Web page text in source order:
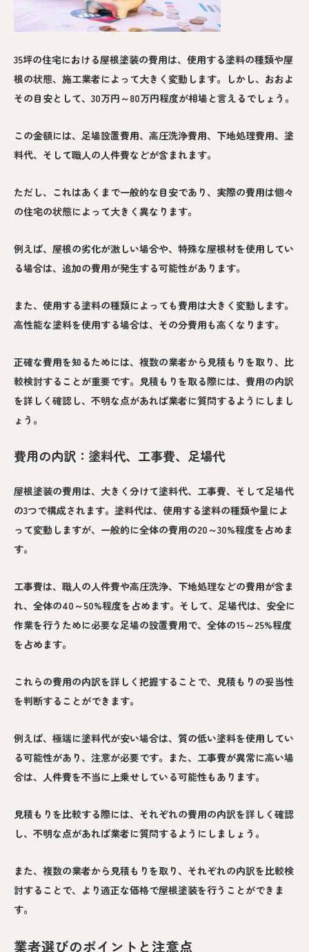
35坪の住宅における屋根塗装の費用は、使用する塗料の種類や屋
根の状態、施工業者によって大きく変動します。しかし、おおよ
その目安として、30万円～80万円程度が相場と言えるでしょう。
この金額には、足場設置費用、高圧洗浄費用、下地処理費用、塗
料代、そして職人の人件費などが含まれます。
ただし、これはあくまで一般的な目安であり、実際の費用は個々
の住宅の状態によって大きく異なります。
例えば、屋根の劣化が激しい場合や、特殊な屋根材を使用してい
る場合は、追加の費用が発生する可能性があります。
また、使用する塗料の種類によっても費用は大きく変動します。
高性能な塗料を使用する場合は、その分費用も高くなります。
正確な費用を知るためには、複数の業者から見積もりを取り、比
較検討することが重要です。見積もりを取る際には、費用の内訳
を詳しく確認し、不明な点があれば業者に質問するようにしまし
ょう。
費用の内訳：塗料代、工事費、足場代
屋根塗装の費用は、大きく分けて塗料代、工事費、そして足場代
の3つで構成されます。塗料代は、使用する塗料の種類や量によ
って変動しますが、一般的に全体の費用の20～30%程度を占めま
す。
工事費は、職人の人件費や高圧洗浄、下地処理などの費用が含ま
れ、全体の40～50%程度を占めます。そして、足場代は、安全に
作業を行うために必要な足場の設置費用で、全体の15～25%程度
を占めます。
これらの費用の内訳を詳しく把握することで、見積もりの妥当性
を判断することができます。
例えば、極端に塗料代が安い場合は、質の低い塗料を使用してい
る可能性があり、注意が必要です。また、工事費が異常に高い場
合は、人件費を不当に上乗せしている可能性もあります。
見積もりを比較する際には、それぞれの費用の内訳を詳しく確認
し、不明な点があれば業者に質問するようにしましょう。
また、複数の業者から見積もりを取り、それぞれの内訳を比較検
討することで、より適正な価格で屋根塗装を行うことができま
す。
業者選びのポイントと注意点